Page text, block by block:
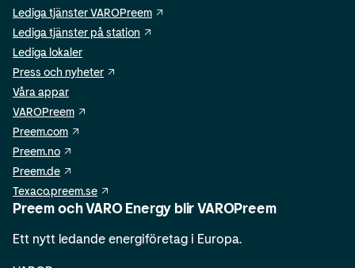
Lediga tjänster VAROPreem
Lediga tjänster på station
Lediga lokaler
Press och nyheter
Våra appar
VAROPreem
Preem.com
Preem.no
Preem.de
Texaco.preem.se
Preem och VARO Energy blir VAROPreem
Ett nytt ledande energiföretag i Europa.